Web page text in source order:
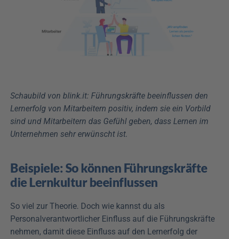
Schaubild von blink.it: Führungskräfte beeinflussen den
Lernerfolg von Mitarbeitern positiv, indem sie ein Vorbild
sind und Mitarbeitern das Gefühl geben, dass Lernen im
Unternehmen sehr erwünscht ist.
Beispiele: So können Führungskräfte
die Lernkultur beeinflussen
So viel zur Theorie. Doch wie kannst du als
Personalverantwortlicher Einfluss auf die Führungskräfte
nehmen, damit diese Einfluss auf den Lernerfolg der